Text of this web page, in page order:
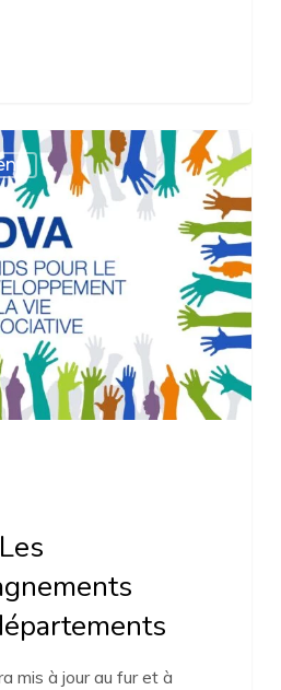
mis à jour au fur et à